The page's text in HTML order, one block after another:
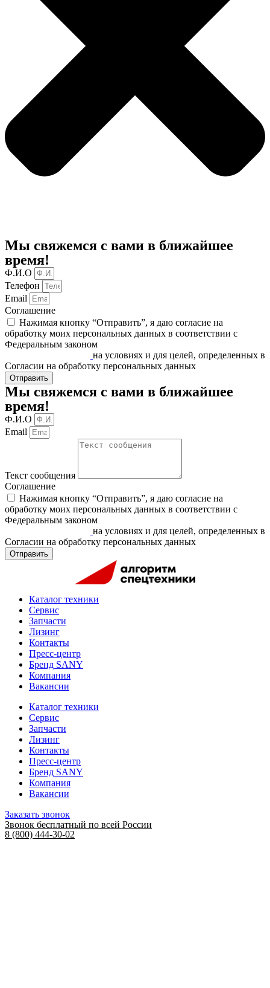
Мы свяжемся с вами в ближайшее
время!
Ф.И.О
Телефон
Email
Соглашение
Нажимая кнопку “Отправить”, я даю согласие на
обработку моих персональных данных в соответствии c
Федеральным законом
на условиях и для целей, определенных в
Согласии на обработку персональных данных
Отправить
Мы свяжемся с вами в ближайшее
время!
Ф.И.О
Email
Текст сообщения
Соглашение
Нажимая кнопку “Отправить”, я даю согласие на
обработку моих персональных данных в соответствии c
Федеральным законом
на условиях и для целей, определенных в
Согласии на обработку персональных данных
Отправить
Каталог техники
Сервис
Запчасти
Лизинг
Контакты
Пресс-центр
Бренд SANY
Компания
Вакансии
Каталог техники
Сервис
Запчасти
Лизинг
Контакты
Пресс-центр
Бренд SANY
Компания
Вакансии
Заказать звонок
Звонок бесплатный по всей России
8 (800) 444-30-02